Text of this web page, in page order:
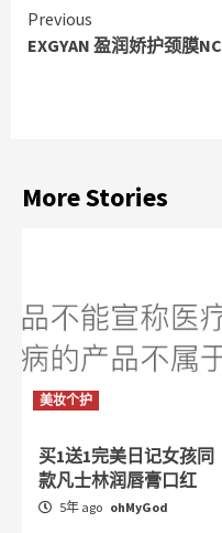
Continue
Reading
Previous
EXGYAN 盈润娇护颈膜NC
More Stories
美妆个护
买1送1完美日记女孩同
款凡士林润唇膏口红
5年 ago ohMyGod